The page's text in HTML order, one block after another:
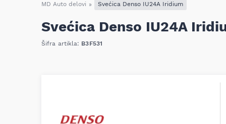
MD Auto delovi » Svećica Denso IU24A Iridium
Svećica Denso IU24A
Šifra artikla: B3F531